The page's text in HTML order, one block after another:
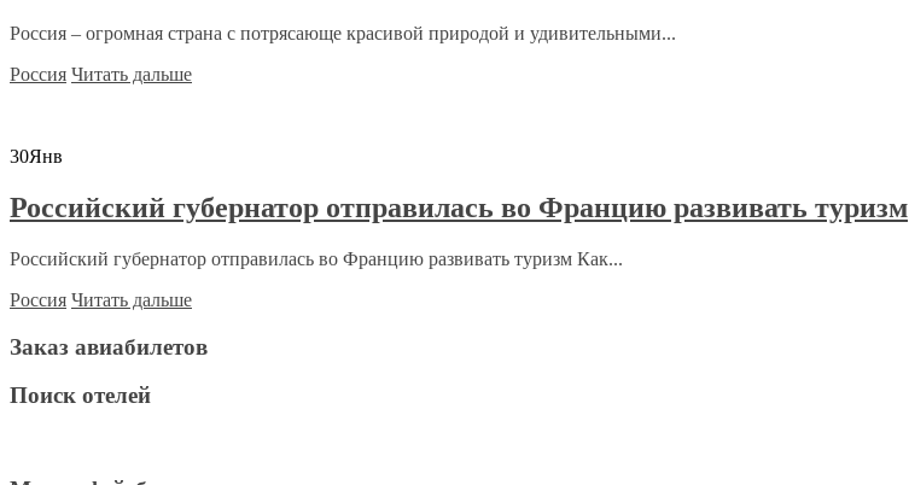
Россия – огромная страна с потрясающе красивой природой и удивительными...
Россия Читать дальше
30Янв
Российский губернатор отправилась во Францию развивать туризм
Российский губернатор отправилась во Францию развивать туризм Как...
Россия Читать дальше
Заказ авиабилетов
Поиск отелей